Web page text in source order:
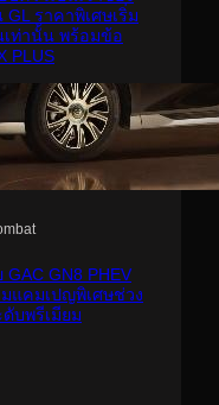
GL ราคาพิเศษเริ่ม
เท่านั้น พร้อมข้อ
PLUS
GAC GN8 PHEV
แคมเปญพิเศษช่วง
บพรีเมียม